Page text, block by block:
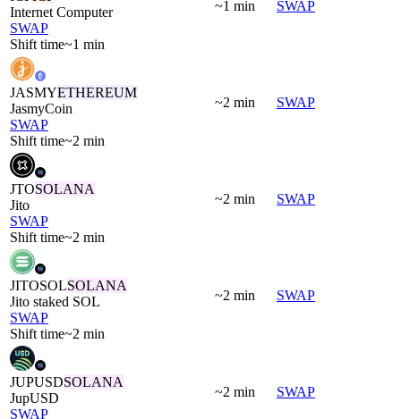
Internet Computer
SWAP
Shift time~1 min
~1 min SWAP
JASMYETHEREUM
JasmyCoin
SWAP
Shift time~2 min
~2 min SWAP
JTOSOLANA
Jito
SWAP
Shift time~2 min
~2 min SWAP
JITOSOLSOLANA
Jito staked SOL
SWAP
Shift time~2 min
~2 min SWAP
JUPUSDSOLANA
JupUSD
SWAP
~2 min SWAP